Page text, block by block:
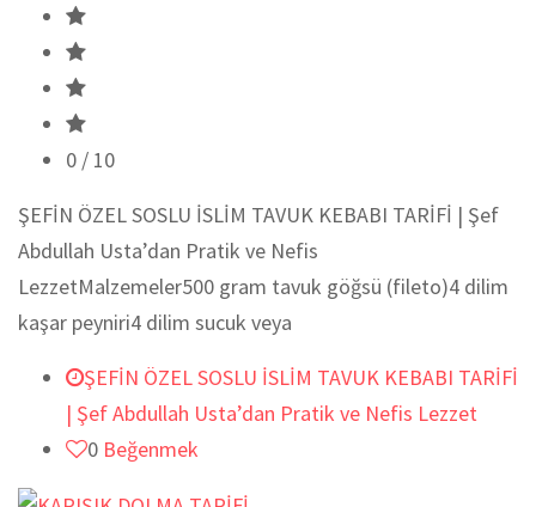
0 / 10
ŞEFİN ÖZEL SOSLU İSLİM TAVUK KEBABI TARİFİ | Şef
Abdullah Usta’dan Pratik ve Nefis
LezzetMalzemeler500 gram tavuk göğsü (fileto)4 dilim
kaşar peyniri4 dilim sucuk veya
ŞEFİN ÖZEL SOSLU İSLİM TAVUK KEBABI TARİFİ
| Şef Abdullah Usta’dan Pratik ve Nefis Lezzet
0 Beğenmek